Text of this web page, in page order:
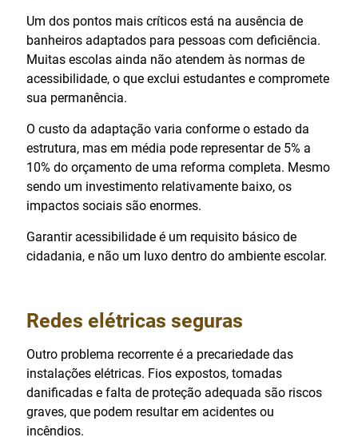
Um dos pontos mais críticos está na ausência de
banheiros adaptados para pessoas com deficiência.
Muitas escolas ainda não atendem às normas de
acessibilidade, o que exclui estudantes e compromete
sua permanência.
O custo da adaptação varia conforme o estado da
estrutura, mas em média pode representar de 5% a
10% do orçamento de uma reforma completa. Mesmo
sendo um investimento relativamente baixo, os
impactos sociais são enormes.
Garantir acessibilidade é um requisito básico de
cidadania, e não um luxo dentro do ambiente escolar.
Redes elétricas seguras
Outro problema recorrente é a precariedade das
instalações elétricas. Fios expostos, tomadas
danificadas e falta de proteção adequada são riscos
graves, que podem resultar em acidentes ou
incêndios.